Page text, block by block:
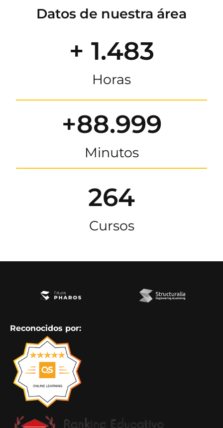
Datos de nuestra área
+ 1.483
Horas
+88.999
Minutos
264
Cursos
Reconocidos por: